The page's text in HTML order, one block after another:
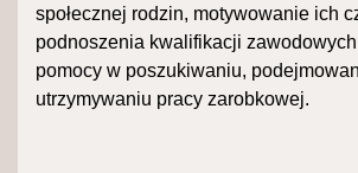
społecznej rodzin, motywowanie ich
podnoszenia kwalifikacji
pomocy w poszukiwaniu,
utrzymywaniu pracy zarobkowej.